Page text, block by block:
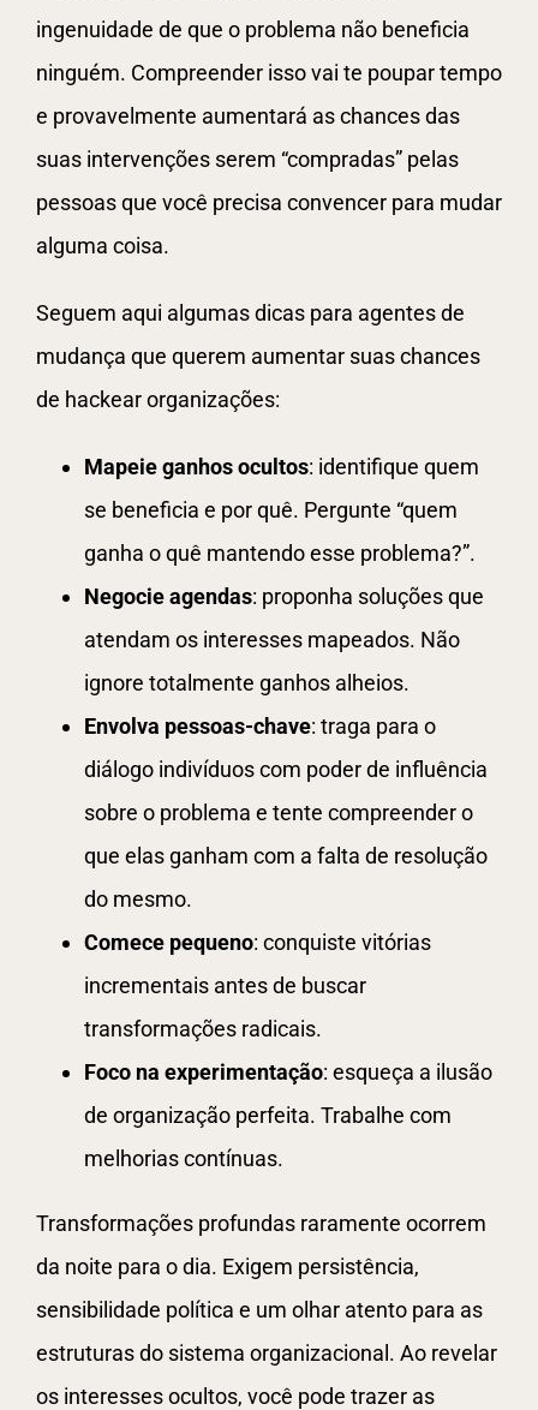
ingenuidade de que o problema não beneficia
ninguém. Compreender isso vai te poupar tempo
e provavelmente aumentará as chances das
suas intervenções serem “compradas” pelas
pessoas que você precisa convencer para mudar
alguma coisa.
Seguem aqui algumas dicas para agentes de
mudança que querem aumentar suas chances
de hackear organizações:
Mapeie ganhos ocultos: identifique quem
se beneficia e por quê. Pergunte “quem
ganha o quê mantendo esse problema?”.
Negocie agendas: proponha soluções que
atendam os interesses mapeados. Não
ignore totalmente ganhos alheios.
Envolva pessoas-chave: traga para o
diálogo indivíduos com poder de influência
sobre o problema e tente compreender o
que elas ganham com a falta de resolução
do mesmo.
Comece pequeno: conquiste vitórias
incrementais antes de buscar
transformações radicais.
Foco na experimentação: esqueça a ilusão
de organização perfeita. Trabalhe com
melhorias contínuas.
Transformações profundas raramente ocorrem
da noite para o dia. Exigem persistência,
sensibilidade política e um olhar atento para as
estruturas do sistema organizacional. Ao revelar
os interesses ocultos, você pode trazer as